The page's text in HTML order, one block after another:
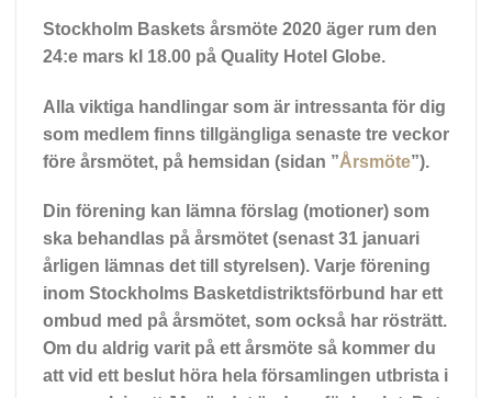
Stockholm Baskets årsmöte 2020 äger rum den
24:e mars kl 18.00 på Quality Hotel Globe.
Alla viktiga handlingar som är intressanta för dig
som medlem finns tillgängliga senaste tre veckor
före årsmötet, på hemsidan (sidan ”Årsmöte”).
Din förening kan lämna förslag (motioner) som
ska behandlas på årsmötet (senast 31 januari
årligen lämnas det till styrelsen). Varje förening
inom Stockholms Basketdistriktsförbund har ett
ombud med på årsmötet, som också har rösträtt.
Om du aldrig varit på ett årsmöte så kommer du
att vid ett beslut höra hela församlingen utbrista i